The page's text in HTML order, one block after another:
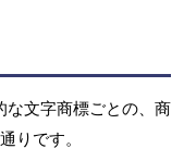
文字商標ごとの、商
りです。